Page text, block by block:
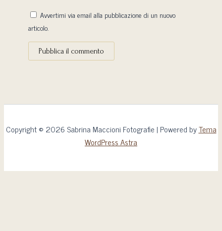
Avvertimi via email alla pubblicazione di un nuovo
articolo.
Copyright © 2026 Sabrina Maccioni Fotografie | Powered byTema
WordPress Astra